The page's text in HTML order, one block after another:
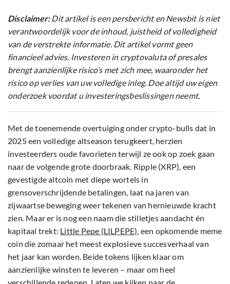
Disclaimer:Dit artikel is een persbericht en Newsbit is niet
verantwoordelijk voor de inhoud, juistheid of volledigheid
van de verstrekte informatie. Dit artikel vormt geen
financieel advies. Investeren in cryptovaluta of presales
brengt aanzienlijke risico’s met zich mee, waaronder het
risico op verlies van uw volledige inleg. Doe altijd uw eigen
onderzoek voordat u investeringsbeslissingen neemt.
Met de toenemende overtuiging onder crypto-bulls dat in
2025 een volledige altseason terugkeert, herzien
investeerders oude favorieten terwijl ze ook op zoek gaan
naar de volgende grote doorbraak. Ripple (XRP), een
gevestigde altcoin met diepe wortels in
grensoverschrijdende betalingen, laat na jaren van
zijwaartse beweging weer tekenen van hernieuwde kracht
zien. Maar er is nog een naam die stilletjes aandacht én
kapitaal trekt: Little Pepe (LILPEPE), een opkomende meme
coin die zomaar het meest explosieve succesverhaal van
het jaar kan worden. Beide tokens lijken klaar om
aanzienlijke winsten te leveren – maar om heel